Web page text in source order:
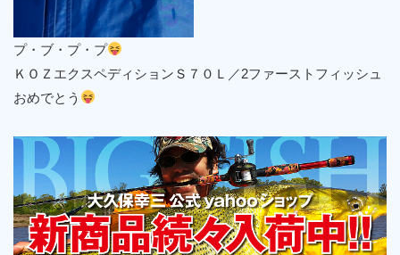
プ・ブ・プ・プ
ＫＯＺエクスペディションＳ７０Ｌ／2ファーストフィッシュ
おめでとう